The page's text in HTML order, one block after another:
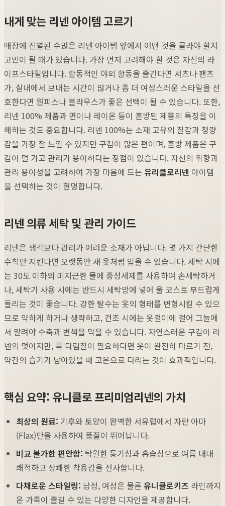
내게 맞는 리넨 아이템 고르기
매장에 진열된 수많은 리넨 아이템 앞에서 어떤 것을 골라야 할지
고민이 될 때가 있습니다. 가장 먼저 고려해야 할 것은 자신의 라
이프스타일입니다. 활동적인 야외 활동을 즐긴다면 셔츠나 팬츠
가, 실내에서 보내는 시간이 많거나 좀 더 여성스러운 스타일을 선
호한다면 원피스나 블라우스가 좋은 선택이 될 수 있습니다. 또한,
리넨 100% 제품과 면이나 레이온 등이 혼방된 제품의 특징을 이
해하는 것도 중요합니다. 리넨 100%는 소재 고유의 질감과 청량
감을 가장 잘 느낄 수 있지만 구김이 많은 편이며, 혼방 제품은 구
김이 덜 가고 관리가 용이하다는 장점이 있습니다. 자신의 취향과
관리 용이성을 고려하여 가장 마음에 드는 유리클로리넨 아이템
을 선택하는 것이 현명합니다.
리넨 의류 세탁 및 관리 가이드
리넨은 생각보다 관리가 어려운 소재가 아닙니다. 몇 가지 간단한
수칙만 지킨다면 오랫동안 새 옷처럼 입을 수 있습니다. 세탁 시에
는 30도 이하의 미지근한 물에 중성세제를 사용하여 손세탁하거
나, 세탁기 사용 시에는 반드시 세탁망에 넣어 울 코스로 부드럽게
돌리는 것이 좋습니다. 강한 탈수는 옷의 형태를 변형시킬 수 있으
므로 약하게 하거나 생략하고, 건조 시에는 옷걸이에 걸어 그늘에
서 말려야 수축과 변색을 막을 수 있습니다. 자연스러운 구김이 리
넨의 멋이지만, 꼭 다림질이 필요하다면 옷이 완전히 마르기 전,
약간의 습기가 남아있을 때 고온으로 다리는 것이 효과적입니다.
핵심 요약: 유니클로 프리미엄리넨의 가치
최상의 원료: 기후와 토양이 완벽한 서유럽에서 자란 아마
(Flax)만을 사용하여 품질이 뛰어납니다.
비교 불가한 편안함: 탁월한 통기성과 흡습성으로 여름 내내
쾌적하고 상쾌한 착용감을 선사합니다.
다채로운 스타일링: 남성, 여성은 물론 유니클로키즈 라인까지
온 가족이 즐길 수 있는 다양한 디자인을 제공합니다.